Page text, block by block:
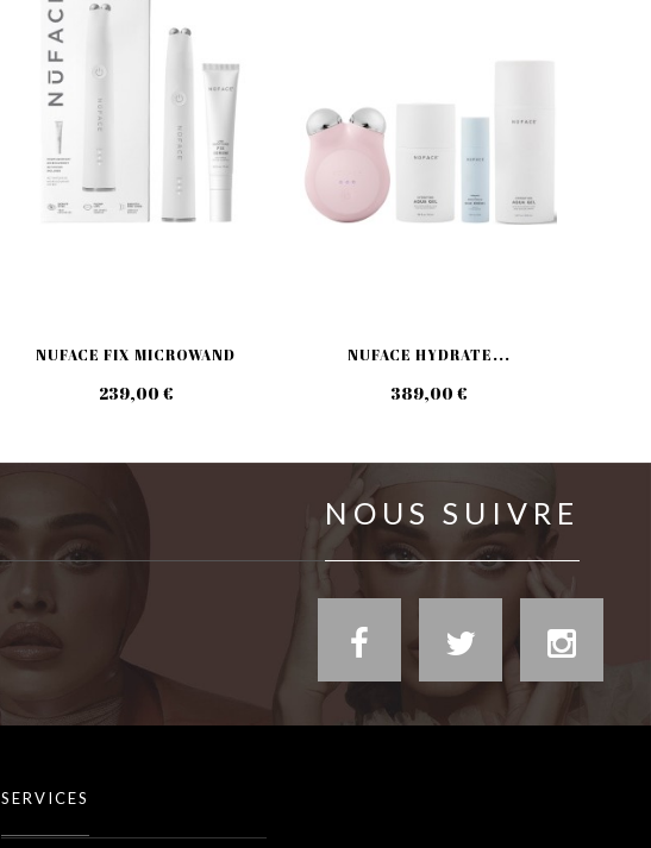
NUFACE FIX MICROWAND
239,00 €
NUFACE HYDRATE...
389,00 €
NOUS SUIVRE
SERVICES